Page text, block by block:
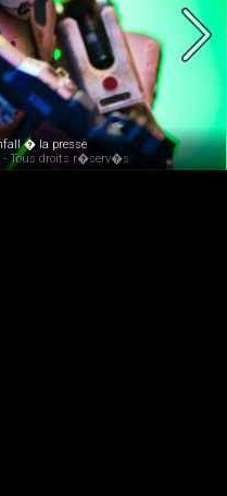
� la presse
- Tous droits r�serv�s